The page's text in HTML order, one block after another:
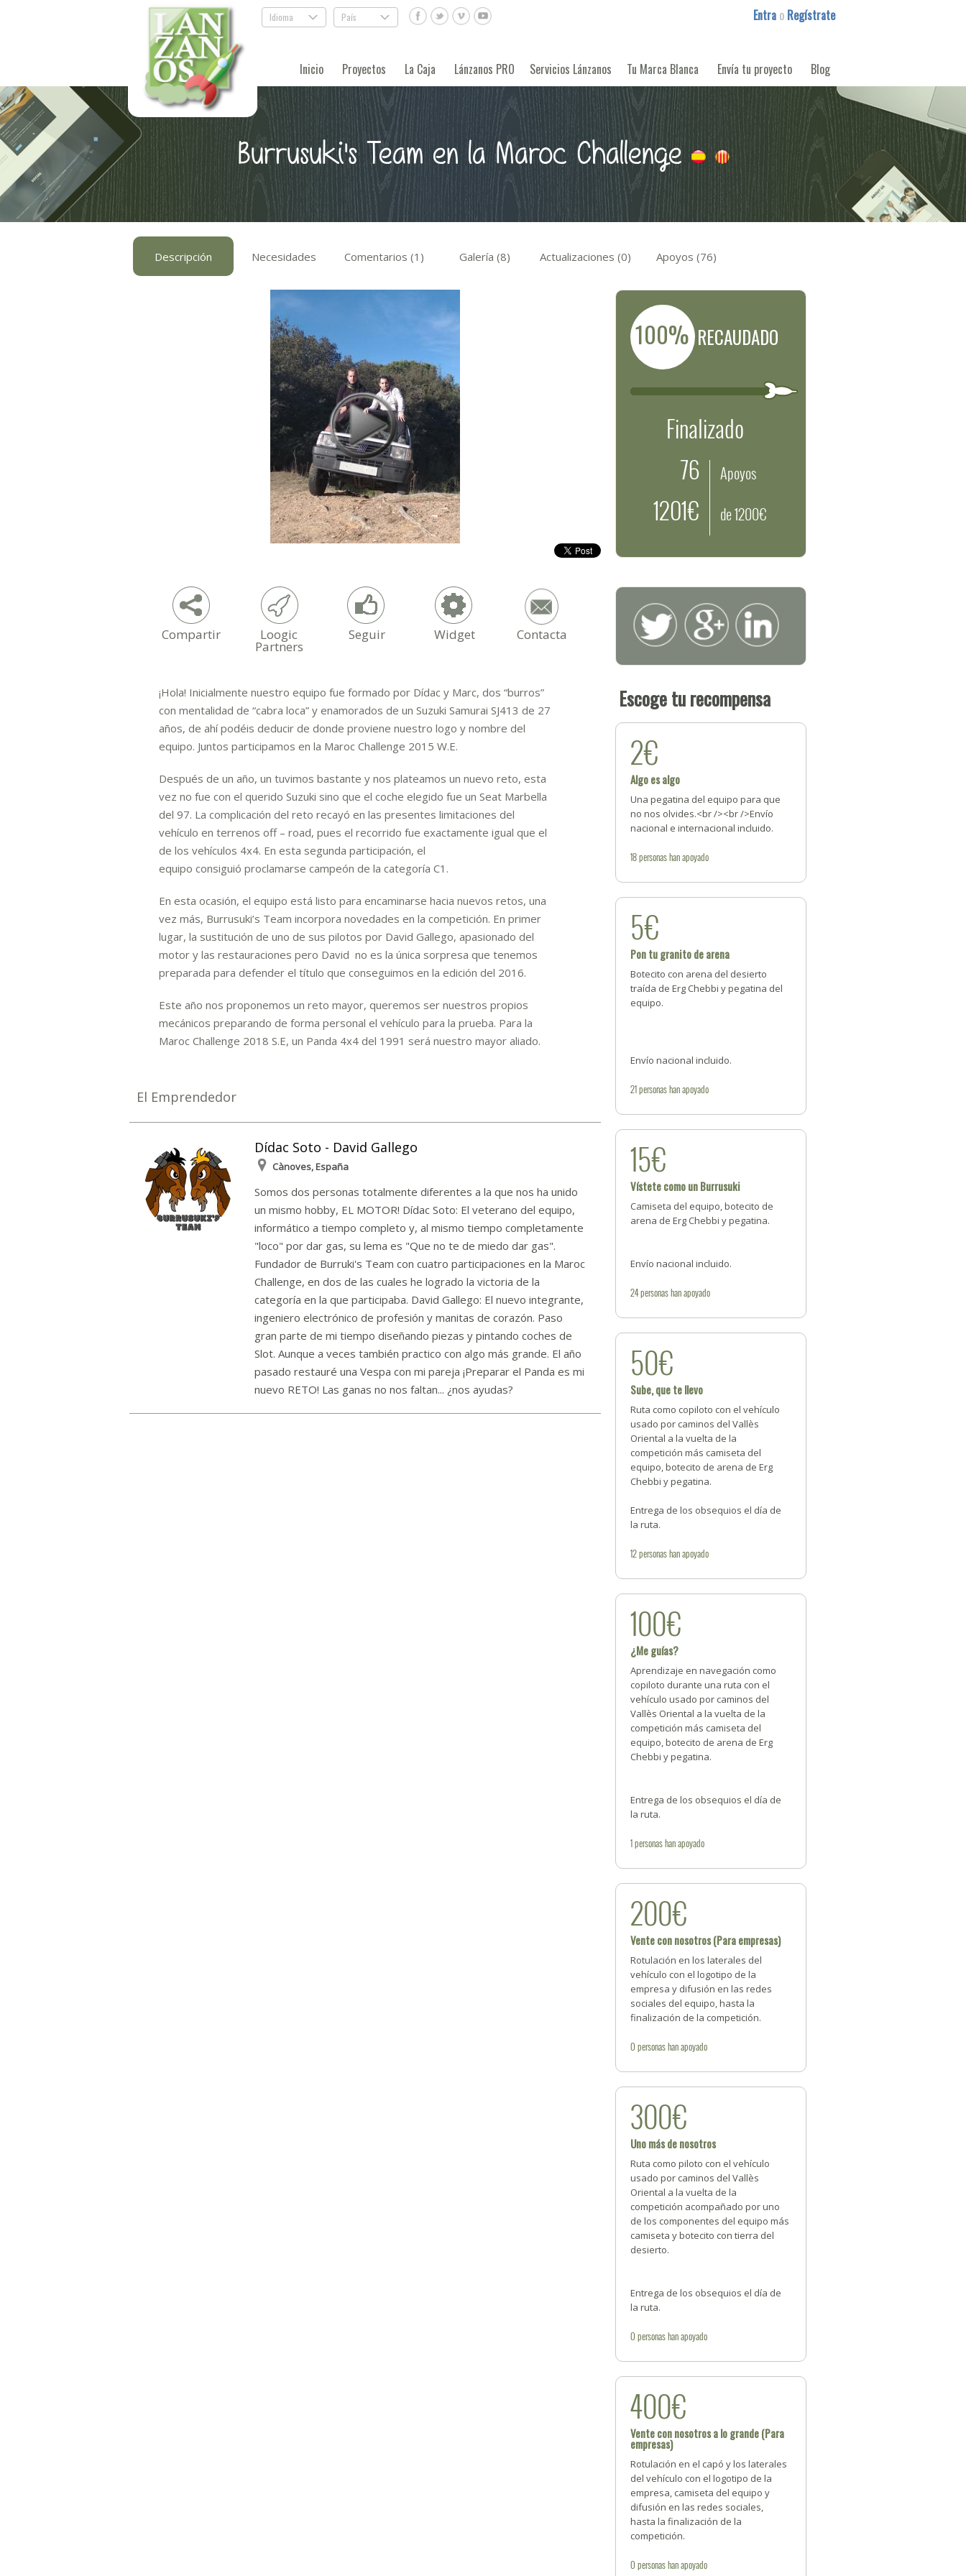
Idioma . País . Entra o Regístrate
Inicio Proyectos La Caja Lánzanos PRO Servicios Lánzanos Tu Marca Blanca Envía tu proyecto Blog
Burrusuki's Team en la Maroc Challenge
Descripción Necesidades Comentarios (1) Galería (8) Actualizaciones (0) Apoyos (76)
Compartir Loogic
Partners
Seguir Widget Contacta
¡Hola! Inicialmente nuestro equipo fue formado por Dídac y Marc, dos “burros”
con mentalidad de “cabra loca” y enamorados de un Suzuki Samurai SJ413 de 27
años, de ahí podéis deducir de donde proviene nuestro logo y nombre del
equipo. Juntos participamos en la Maroc Challenge 2015 W.E.
Después de un año, un tuvimos bastante y nos plateamos un nuevo reto, esta
vez no fue con el querido Suzuki sino que el coche elegido fue un Seat Marbella
del 97. La complicación del reto recayó en las presentes limitaciones del
vehículo en terrenos off – road, pues el recorrido fue exactamente igual que el
de los vehículos 4x4. En esta segunda participación, el
equipo consiguió proclamarse campeón de la categoría C1.
En esta ocasión, el equipo está listo para encaminarse hacia nuevos retos, una
vez más, Burrusuki’s Team incorpora novedades en la competición. En primer
lugar, la sustitución de uno de sus pilotos por David Gallego, apasionado del
motor y las restauraciones pero David no es la única sorpresa que tenemos
preparada para defender el título que conseguimos en la edición del 2016.
Este año nos proponemos un reto mayor, queremos ser nuestros propios
mecánicos preparando de forma personal el vehículo para la prueba. Para la
Maroc Challenge 2018 S.E, un Panda 4x4 del 1991 será nuestro mayor aliado.
El Emprendedor
Dídac Soto - David Gallego
Cànoves, España
Somos dos personas totalmente diferentes a la que nos ha unido
un mismo hobby, EL MOTOR! Dídac Soto: El veterano del equipo,
informático a tiempo completo y, al mismo tiempo completamente
"loco" por dar gas, su lema es "Que no te de miedo dar gas".
Fundador de Burruki's Team con cuatro participaciones en la Maroc
Challenge, en dos de las cuales he logrado la victoria de la
categoría en la que participaba. David Gallego: El nuevo integrante,
ingeniero electrónico de profesión y manitas de corazón. Paso
gran parte de mi tiempo diseñando piezas y pintando coches de
Slot. Aunque a veces también practico con algo más grande. El año
pasado restauré una Vespa con mi pareja ¡Preparar el Panda es mi
nuevo RETO! Las ganas no nos faltan... ¿nos ayudas?
100% RECAUDADO
Finalizado
76
1201€
Apoyos
de 1200€
Escoge tu recompensa
2€
Algo es algo
Una pegatina del equipo para que
no nos olvides.<br /><br />Envío
nacional e internacional incluido.
18personashan apoyado
5€
Pon tu granito de arena
Botecito con arena del desierto
traída de Erg Chebbi y pegatina del
equipo.
Envío nacional incluido.
21personashan apoyado
15€
Vístete como un Burrusuki
Camiseta del equipo, botecito de
arena de Erg Chebbi y pegatina.
Envío nacional incluido.
24personashan apoyado
50€
Sube, que te llevo
Ruta como copiloto con el vehículo
usado por caminos del Vallès
Oriental a la vuelta de la
competición más camiseta del
equipo, botecito de arena de Erg
Chebbi y pegatina.
Entrega de los obsequios el día de
la ruta.
12personashan apoyado
100€
¿Me guías?
Aprendizaje en navegación como
copiloto durante una ruta con el
vehículo usado por caminos del
Vallès Oriental a la vuelta de la
competición más camiseta del
equipo, botecito de arena de Erg
Chebbi y pegatina.
Entrega de los obsequios el día de
la ruta.
1personashan apoyado
200€
Vente con nosotros (Para empresas)
Rotulación en los laterales del
vehículo con el logotipo de la
empresa y difusión en las redes
sociales del equipo, hasta la
finalización de la competición.
0personashan apoyado
300€
Uno más de nosotros
Ruta como piloto con el vehículo
usado por caminos del Vallès
Oriental a la vuelta de la
competición acompañado por uno
de los componentes del equipo más
camiseta y botecito con tierra del
desierto.
Entrega de los obsequios el día de
la ruta.
0personashan apoyado
400€
Vente con nosotros a lo grande (Para
empresas)
Rotulación en el capó y los laterales
del vehículo con el logotipo de la
empresa, camiseta del equipo y
difusión en las redes sociales,
hasta la finalización de la
competición.
0personashan apoyado